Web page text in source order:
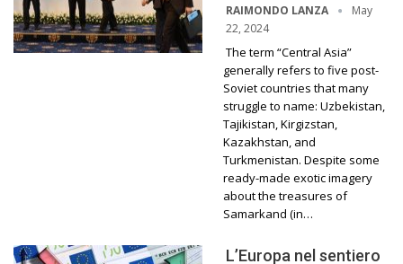
RAIMONDO LANZA
May
22, 2024
The term “Central Asia”
generally refers to five post-
Soviet countries that many
struggle to name: Uzbekistan,
Tajikistan, Kirgizstan,
Kazakhstan, and
Turkmenistan. Despite some
ready-made exotic imagery
about the treasures of
Samarkand (in…
L’Europa nel sentiero